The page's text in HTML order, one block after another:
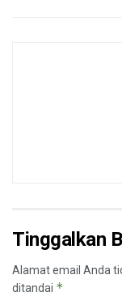
Tinggalkan
Alamat email Anda
ditandai *